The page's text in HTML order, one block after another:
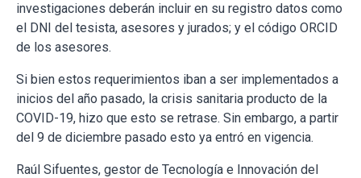
investigaciones deberán incluir en su registro datos como
el DNI del tesista, asesores y jurados; y el código ORCID
de los asesores.
Si bien estos requerimientos iban a ser implementados a
inicios del año pasado, la crisis sanitaria producto de la
COVID-19, hizo que esto se retrase. Sin embargo, a partir
del 9 de diciembre pasado esto ya entró en vigencia.
Raúl Sifuentes, gestor de Tecnología e Innovación del